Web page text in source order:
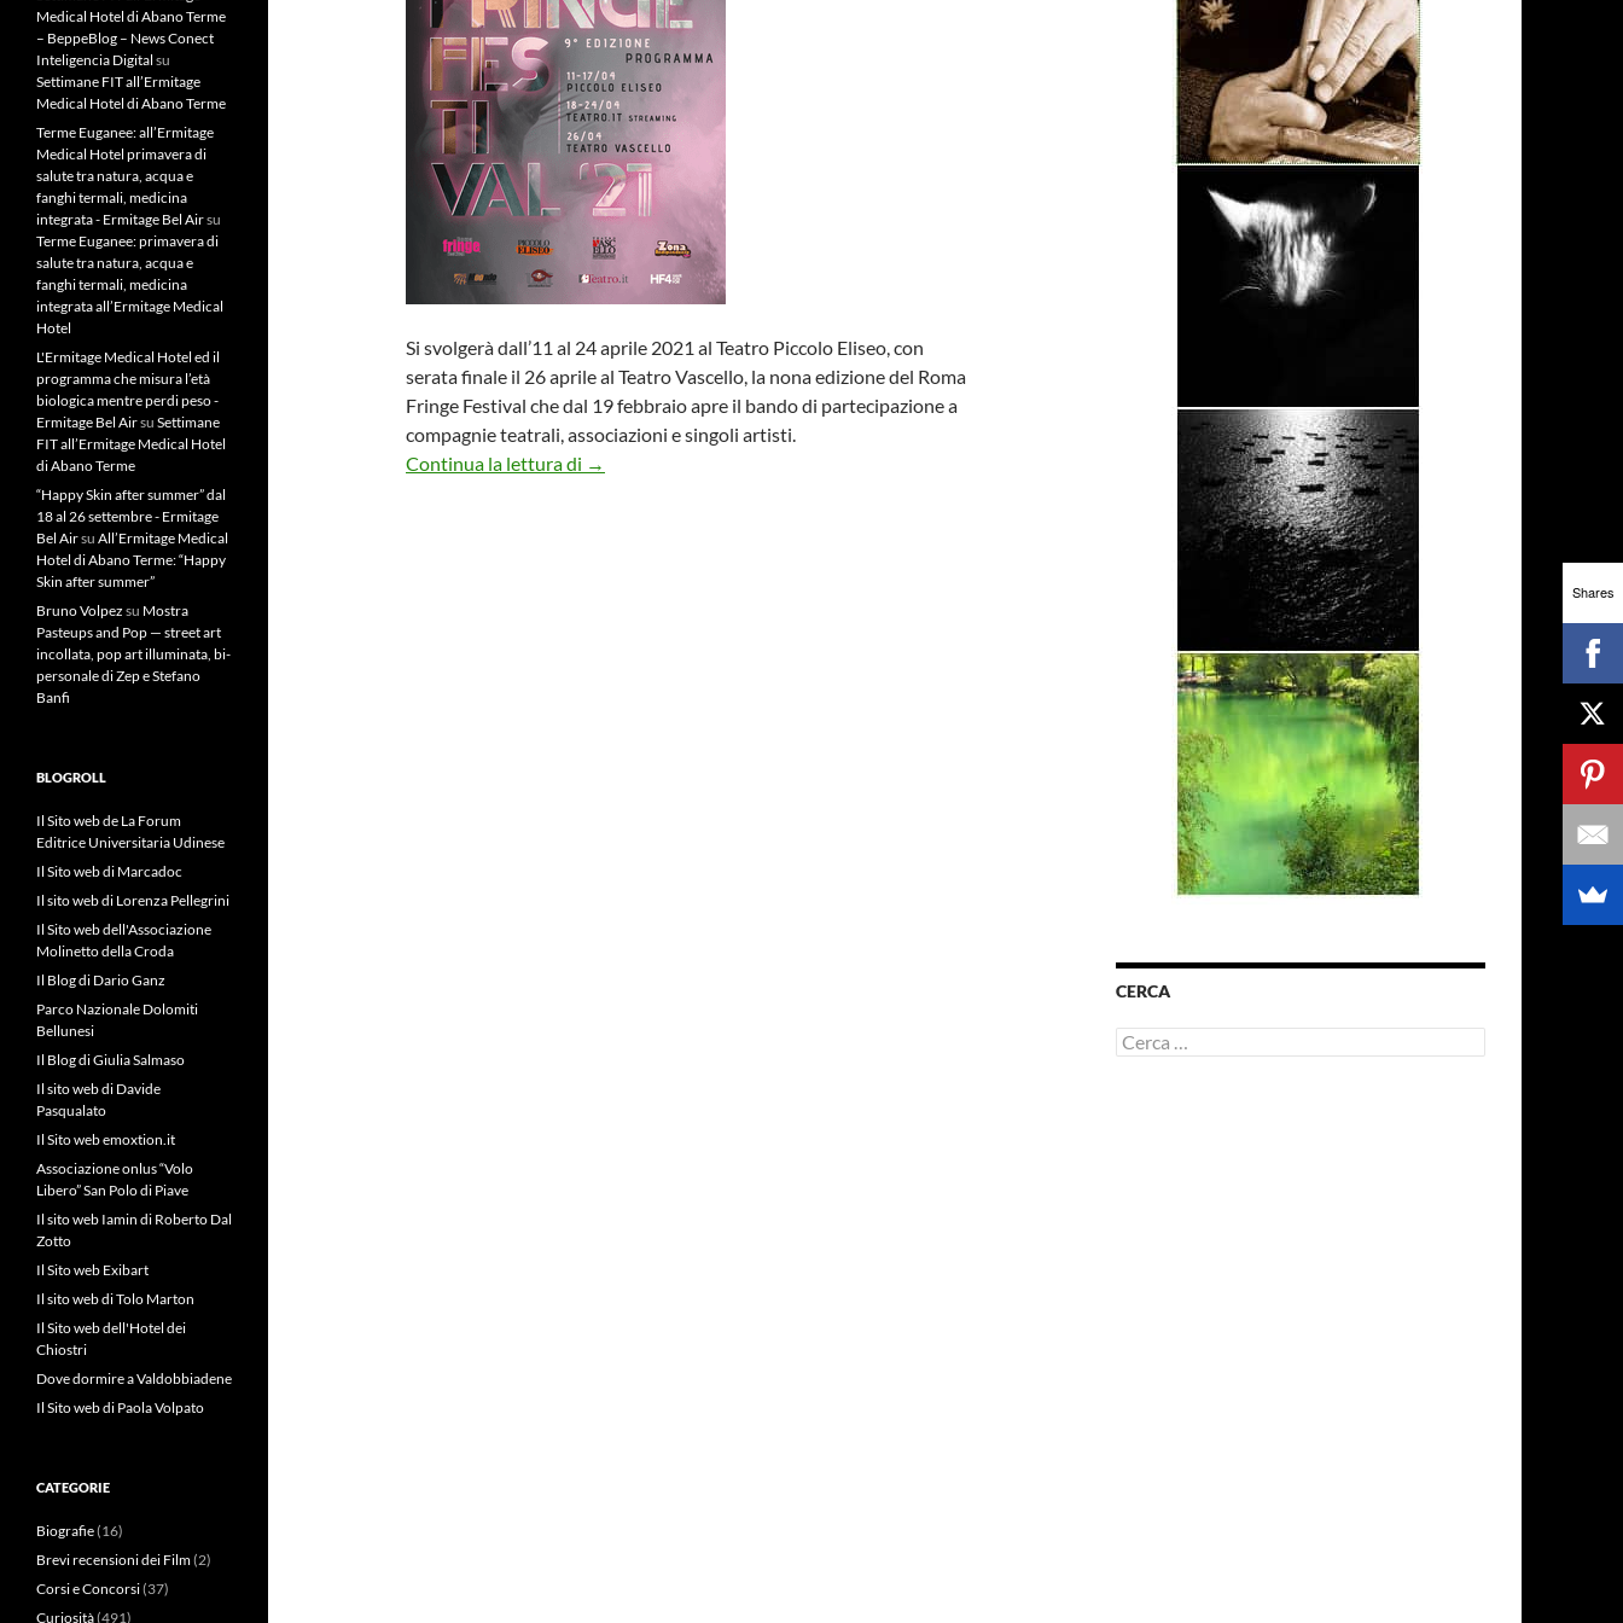
Si svolgerà dall’11 al 24 aprile 2021 al Teatro Piccolo Eliseo, con
serata finale il 26 aprile al Teatro Vascello, la nona edizione del Roma
Fringe Festival che dal 19 febbraio apre il bando di partecipazione a
compagnie teatrali, associazioni e singoli artisti.
Continua la lettura di ROMA FRINGE FESTIVAL 2021
→
CERCA
Ricerca
per:
Medical Hotel di Abano Terme
– BeppeBlog – News Conect
Inteligencia Digital su
Settimane FIT all’Ermitage
Medical Hotel di Abano Terme
Terme Euganee: all’Ermitage
Medical Hotel primavera di
salute tra natura, acqua e
fanghi termali, medicina
integrata - Ermitage Bel Airsu
Terme Euganee: primavera di
salute tra natura, acqua e
fanghi termali, medicina
integrata all’Ermitage Medical
Hotel
L'Ermitage Medical Hotel ed il
programma che misura l’età
biologica mentre perdi peso -
Ermitage Bel Airsu Settimane
FIT all’Ermitage Medical Hotel
di Abano Terme
“Happy Skin after summer” dal
18 al 26 settembre - Ermitage
Bel Airsu All’Ermitage Medical
Hotel di Abano Terme: “Happy
Skin after summer”
Bruno Volpez su Mostra
Pasteups and Pop — street art
incollata, pop art illuminata, bi-
personale di Zep e Stefano
Banfi
BLOGROLL
Il Sito web de La Forum
Editrice Universitaria Udinese
Il Sito web di Marcadoc
Il sito web di Lorenza Pellegrini
Il Sito web dell'Associazione
Molinetto della Croda
Il Blog di Dario Ganz
Parco Nazionale Dolomiti
Bellunesi
Il Blog di Giulia Salmaso
Il sito web di Davide
Pasqualato
Il Sito web emoxtion.it
Associazione onlus “Volo
Libero” San Polo di Piave
Il sito web Iamin di Roberto Dal
Zotto
Il Sito web Exibart
Il sito web di Tolo Marton
Il Sito web dell'Hotel dei
Chiostri
Dove dormire a Valdobbiadene
Il Sito web di Paola Volpato
CATEGORIE
Biografie(16)
Brevi recensioni dei Film(2)
Corsi e Concorsi(37)
Curiosità(491)
Shares